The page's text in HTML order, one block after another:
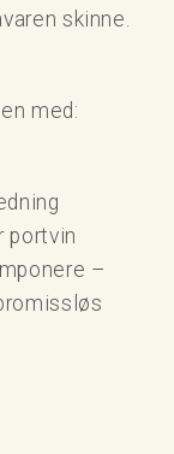
skinne.
med:
portvin
–